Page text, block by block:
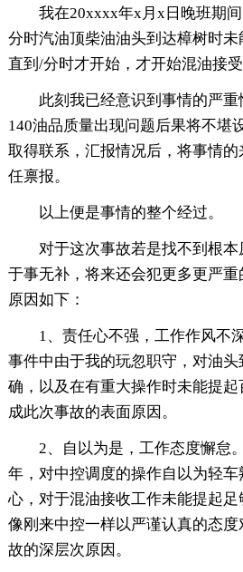
我在20xxxx年x月x日晚班期
分时汽油顶柴油油头到达樟树时未
直到/分时才开始，才开始混油接受
此刻我已经意识到事情的严
140油品质量出现问题后果将不堪
取得联系，汇报情况后，将事情
任禀报。
以上便是事情的整个经过。
对于这次事故若是找不到根本
于事无补，将来还会犯更多更严
原因如下：
1、责任心不强，工作作风不
事件中由于我的玩忽职守，对油
确，以及在有重大操作时未能提
成此次事故的表面原因。
2、自以为是，工作态度懈怠
年，对中控调度的操作自以为轻
心，对于混油接收工作未能提起
像刚来中控一样以严谨认真的态
故的深层次原因。